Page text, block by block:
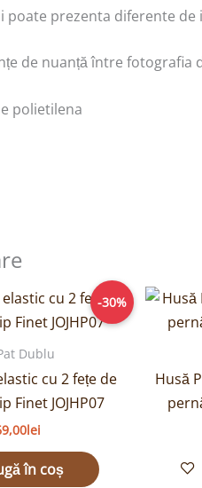
prezenta diferente de
de nuanță între fotografia
polietilena
-30%
Dublu
cu 2 fețe de
Finet JOJHP07
lei
Prețul
curent
este:
în coș
Husă